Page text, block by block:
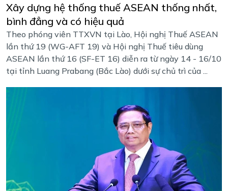
Xây dựng hệ thống thuế ASEAN thống nhất,
bình đẳng và có hiệu quả
Theo phóng viên TTXVN tại Lào, Hội nghị Thuế ASEAN
lần thứ 19 (WG-AFT 19) và Hội nghị Thuế tiêu dùng
ASEAN lần thứ 16 (SF-ET 16) diễn ra từ ngày 14 - 16/10
tại tỉnh Luang Prabang (Bắc Lào) dưới sự chủ trì của ...